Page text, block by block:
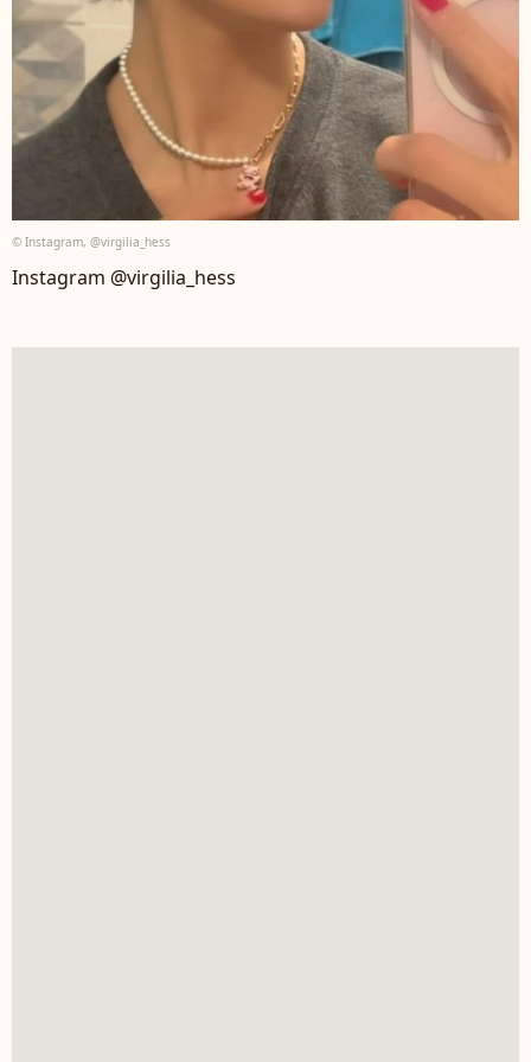
© Instagram, @virgilia_hess
Instagram @virgilia_hess